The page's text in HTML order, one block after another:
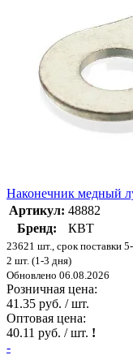
Наконечник медный
Артикул: 48882
Бренд:
КВТ
23621 шт., срок поставки
2 шт. (1-3 дня)
Обновлено 06.08.2026
Розничная цена:
41.35 руб. / шт.
Оптовая цена:
40.11 руб. / шт. !
-